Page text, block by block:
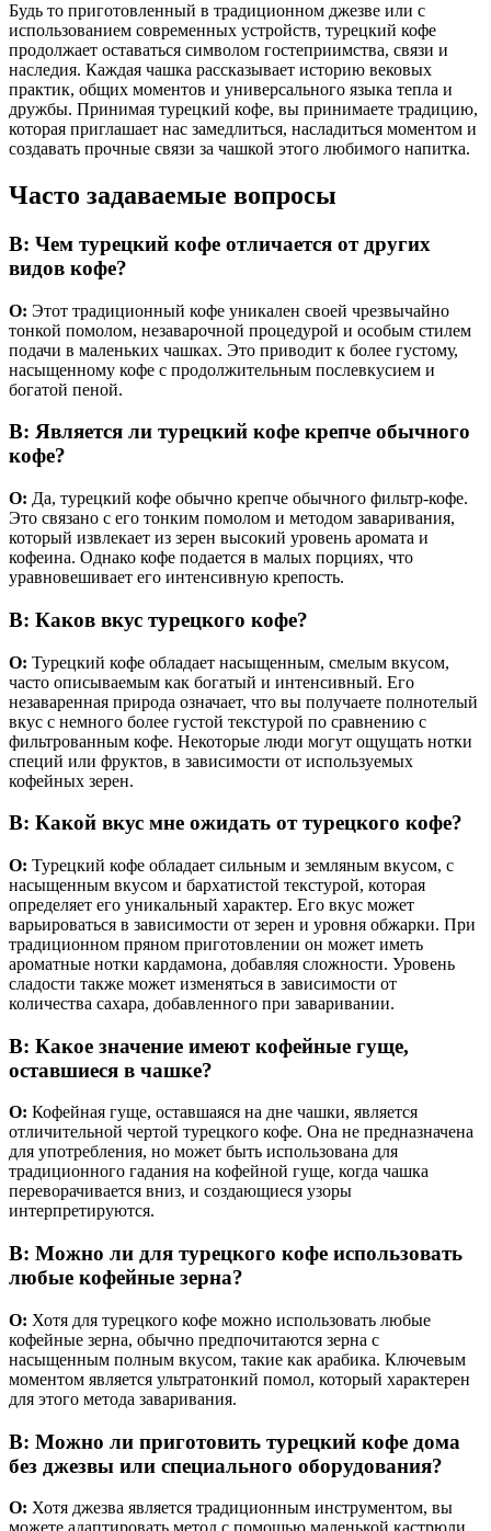
Будь то приготовленный в традиционном джезве или с
использованием современных устройств, турецкий кофе
продолжает оставаться символом гостеприимства, связи и
наследия. Каждая чашка рассказывает историю вековых
практик, общих моментов и универсального языка тепла и
дружбы. Принимая турецкий кофе, вы принимаете традицию,
которая приглашает нас замедлиться, насладиться моментом и
создавать прочные связи за чашкой этого любимого напитка.
Часто задаваемые вопросы
В: Чем турецкий кофе отличается от других
видов кофе?
О: Этот традиционный кофе уникален своей чрезвычайно
тонкой помолом, незаварочной процедурой и особым стилем
подачи в маленьких чашках. Это приводит к более густому,
насыщенному кофе с продолжительным послевкусием и
богатой пеной.
В: Является ли турецкий кофе крепче обычного
кофе?
О: Да, турецкий кофе обычно крепче обычного фильтр-кофе.
Это связано с его тонким помолом и методом заваривания,
который извлекает из зерен высокий уровень аромата и
кофеина. Однако кофе подается в малых порциях, что
уравновешивает его интенсивную крепость.
В: Каков вкус турецкого кофе?
О: Турецкий кофе обладает насыщенным, смелым вкусом,
часто описываемым как богатый и интенсивный. Его
незаваренная природа означает, что вы получаете полнотелый
вкус с немного более густой текстурой по сравнению с
фильтрованным кофе. Некоторые люди могут ощущать нотки
специй или фруктов, в зависимости от используемых
кофейных зерен.
В: Какой вкус мне ожидать от турецкого кофе?
О: Турецкий кофе обладает сильным и земляным вкусом, с
насыщенным вкусом и бархатистой текстурой, которая
определяет его уникальный характер. Его вкус может
варьироваться в зависимости от зерен и уровня обжарки. При
традиционном пряном приготовлении он может иметь
ароматные нотки кардамона, добавляя сложности. Уровень
сладости также может изменяться в зависимости от
количества сахара, добавленного при заваривании.
В: Какое значение имеют кофейные гуще,
оставшиеся в чашке?
О: Кофейная гуще, оставшаяся на дне чашки, является
отличительной чертой турецкого кофе. Она не предназначена
для употребления, но может быть использована для
традиционного гадания на кофейной гуще, когда чашка
переворачивается вниз, и создающиеся узоры
интерпретируются.
В: Можно ли для турецкого кофе использовать
любые кофейные зерна?
О: Хотя для турецкого кофе можно использовать любые
кофейные зерна, обычно предпочитаются зерна с
насыщенным полным вкусом, такие как арабика. Ключевым
моментом является ультратонкий помол, который характерен
для этого метода заваривания.
В: Можно ли приготовить турецкий кофе дома
без джезвы или специального оборудования?
О: Хотя джезва является традиционным инструментом, вы